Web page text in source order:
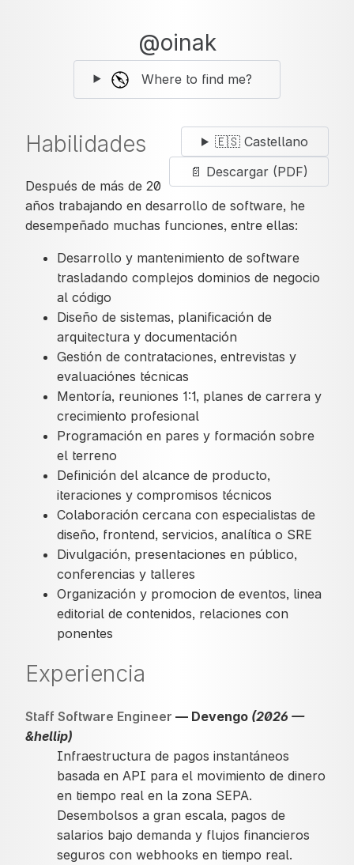
@oinak
Where to find me?
🇪🇸 Castellano
📄 Descargar (PDF)
Habilidades
Después de más de 20
años trabajando en desarrollo de software, he
desempeñado muchas funciones, entre ellas:
Desarrollo y mantenimiento de software
trasladando complejos dominios de negocio
al código
Diseño de sistemas, planificación de
arquitectura y documentación
Gestión de contrataciones, entrevistas y
evaluaciónes técnicas
Mentoría, reuniones 1:1, planes de carrera y
crecimiento profesional
Programación en pares y formación sobre
el terreno
Definición del alcance de producto,
iteraciones y compromisos técnicos
Colaboración cercana con especialistas de
diseño, frontend, servicios, analítica o SRE
Divulgación, presentaciones en público,
conferencias y talleres
Organización y promocion de eventos, linea
editorial de contenidos, relaciones con
ponentes
Experiencia
Staff Software Engineer — Devengo (2026 —
&hellip)
Infraestructura de pagos instantáneos
basada en API para el movimiento de dinero
en tiempo real en la zona SEPA.
Desembolsos a gran escala, pagos de
salarios bajo demanda y flujos financieros
seguros con webhooks en tiempo real.